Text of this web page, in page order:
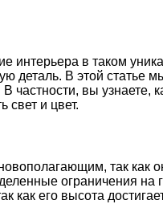
в таком
деталь. В этой статье
вы узнаете,
свет и цвет.
так как
ограничения на
как его высота